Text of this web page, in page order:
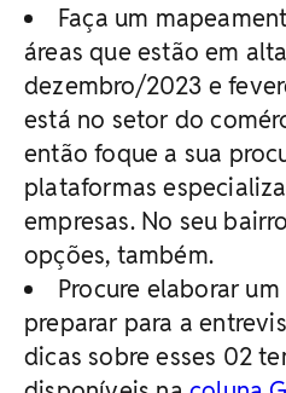
Faça um
áreas que estão em
dezembro/2023 e
está no setor do
então foque a sua
plataformas
empresas. No seu
opções, também.
Procure elaborar
preparar para a
dicas sobre esses 02